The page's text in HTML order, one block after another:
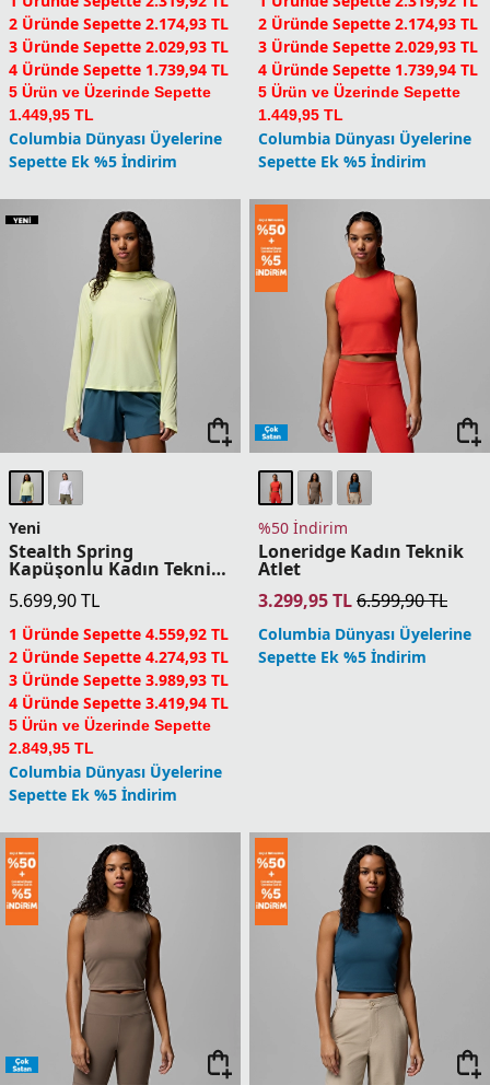
1 Üründe Sepette 4.559,92 TL
2 Üründe Sepette 4.274,93 TL
3 Üründe Sepette 3.989,93 TL
4 Üründe Sepette 3.419,94 TL
5 Ürün ve Üzerinde Sepette
2.849,95 TL
Columbia Dünyası Üyelerine
Sepette Ek %5 İndirim
1 Üründe Sepette 3.519,92 TL
2 Üründe Sepette 3.299,93 TL
3 Üründe Sepette 3.079,93 TL
4 Üründe Sepette 2.639,94 TL
5 Ürün ve Üzerinde Sepette
2.199,95 TL
Columbia Dünyası Üyelerine
Sepette Ek %5 İndirim
Yeni
Stealth Spring Kadın
Teknik Kısa Kollu T-Shirt
4.399,90 TL
1 Üründe Sepette 3.519,92 TL
2 Üründe Sepette 3.299,93 TL
3 Üründe Sepette 3.079,93 TL
4 Üründe Sepette 2.639,94 TL
5 Ürün ve Üzerinde Sepette
2.199,95 TL
Columbia Dünyası Üyelerine
Sepette Ek %5 İndirim
Yeni
Stealth Spring Yarım
Fermuarlı Kadın Teknik
Uzun Kollu T-Shirt
5.699,90 TL
1 Üründe Sepette 4.559,92 TL
2 Üründe Sepette 4.274,93 TL